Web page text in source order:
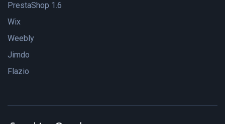
PrestaShop 1.6
Wix
Weebly
Jimdo
Flazio